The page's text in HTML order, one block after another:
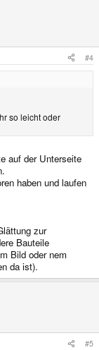
#4
so leicht oder
auf der Unterseite
haben und laufen
zur
Bauteile
Bild oder nem
da ist).
#5